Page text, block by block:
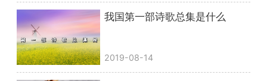
我国第一部诗歌总集是什么
2019-08-14